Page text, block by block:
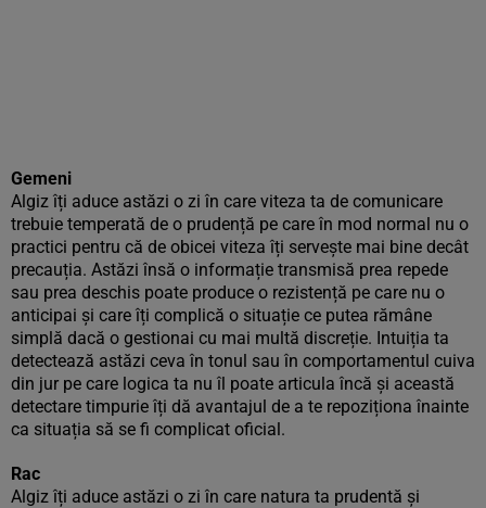
Gemeni
Algiz îți aduce astăzi o zi în care viteza ta de comunicare
trebuie temperată de o prudență pe care în mod normal nu o
practici pentru că de obicei viteza îți servește mai bine decât
precauția. Astăzi însă o informație transmisă prea repede
sau prea deschis poate produce o rezistență pe care nu o
anticipai și care îți complică o situație ce putea rămâne
simplă dacă o gestionai cu mai multă discreție. Intuiția ta
detectează astăzi ceva în tonul sau în comportamentul cuiva
din jur pe care logica ta nu îl poate articula încă și această
detectare timpurie îți dă avantajul de a te repoziționa înainte
ca situația să se fi complicat oficial.
Rac
Algiz îți aduce astăzi o zi în care natura ta prudentă și